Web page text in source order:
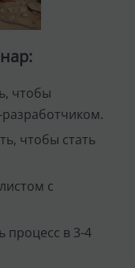
чтобы
чтобы стать
с
процесс в 3-4